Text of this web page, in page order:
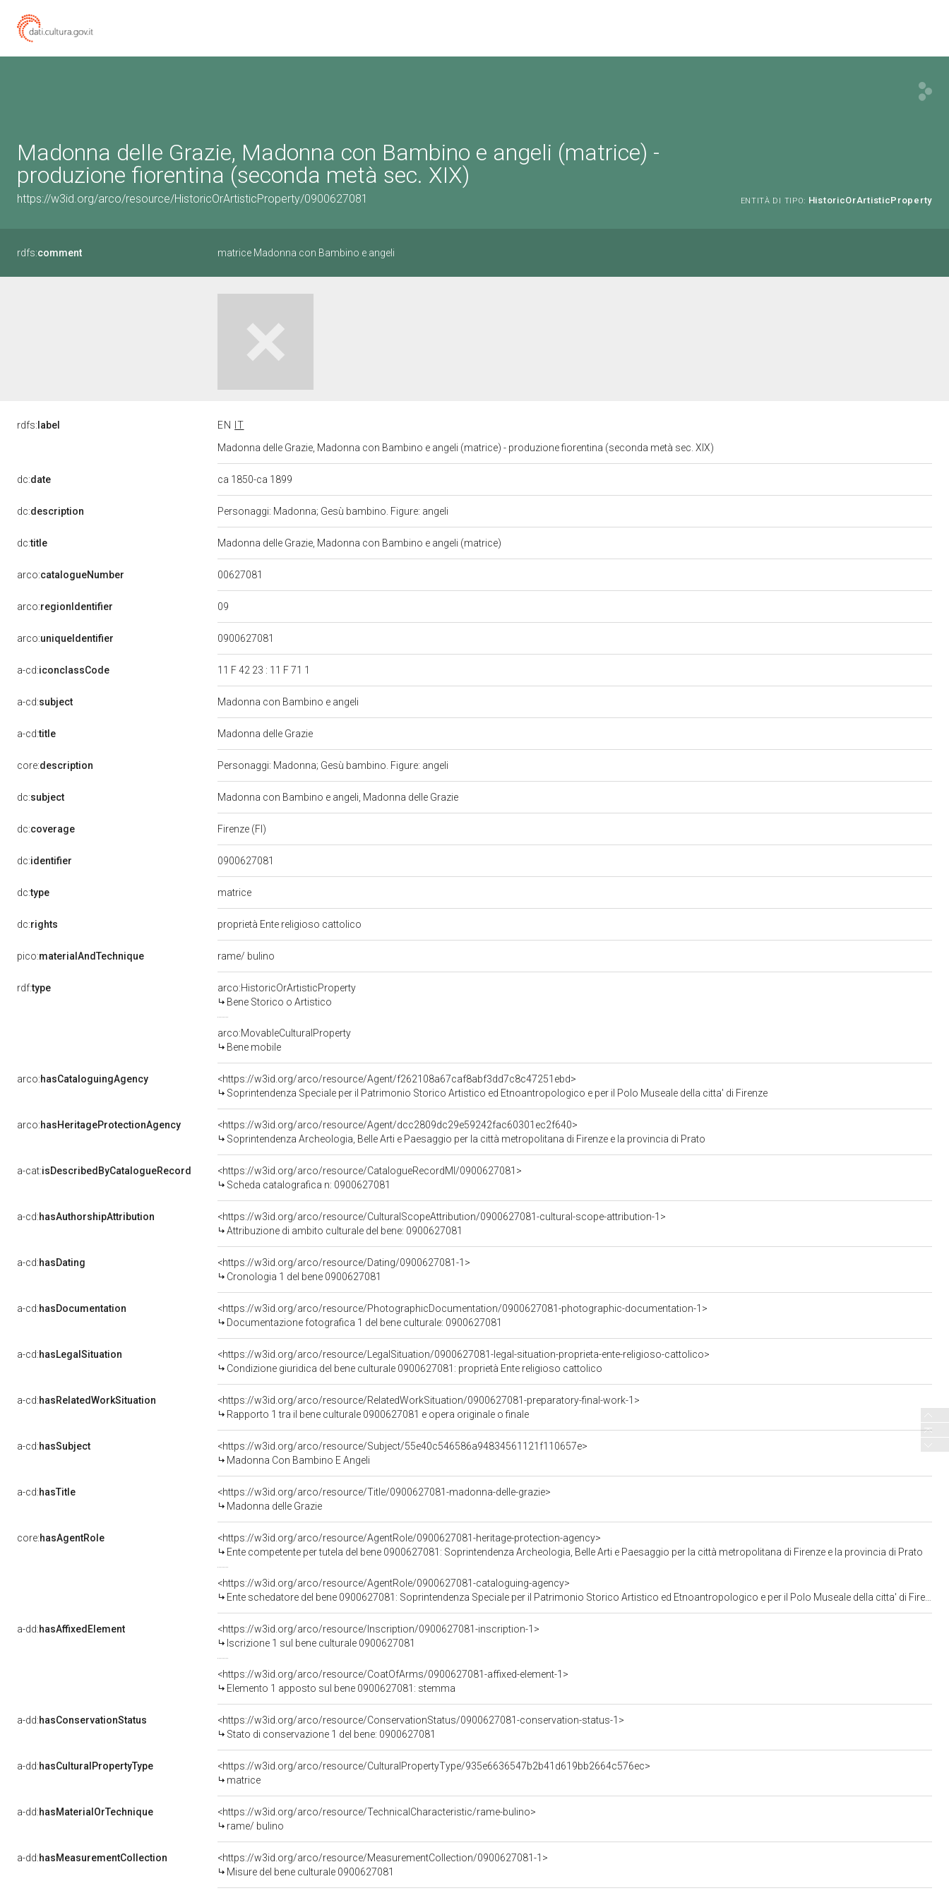
Madonna delle Grazie, Madonna con Bambino e angeli (matrice) -
produzione fiorentina (seconda metà sec. XIX)
https://w3id.org/arco/resource/HistoricOrArtisticProperty/0900627081 ENTITÀ DI TIPO: HistoricOrArtisticProperty
rdfs:comment matrice Madonna con Bambino e angeli
rdfs: label EN
IT
Madonna delle Grazie, Madonna con Bambino e angeli (matrice) - produzione fiorentina (seconda metà sec. XIX)
dc:date ca 1850-ca 1899
dc:description Personaggi: Madonna; Gesù bambino. Figure: angeli
dc:title Madonna delle Grazie, Madonna con Bambino e angeli (matrice)
arco:catalogueNumber 00627081
arco:regionIdentifier 09
arco:uniqueIdentifier 0900627081
a-cd:iconclassCode 11 F 42 23 : 11 F 71 1
a-cd:subject Madonna con Bambino e angeli
a-cd:title Madonna delle Grazie
core:description Personaggi: Madonna; Gesù bambino. Figure: angeli
dc:subject Madonna con Bambino e angeli, Madonna delle Grazie
dc:coverage Firenze (FI)
dc:identifier 0900627081
dc:type matrice
dc:rights proprietà Ente religioso cattolico
pico:materialAndTechnique rame/ bulino
rdf:type
arco:HistoricOrArtisticProperty
Bene Storico o Artistico
arco:MovableCulturalProperty
Bene mobile
arco:hasCataloguingAgency
<https://w3id.org/arco/resource/Agent/f262108a67caf8abf3dd7c8c47251ebd>
Soprintendenza Speciale per il Patrimonio Storico Artistico ed Etnoantropologico e per il Polo Museale della citta' di Firenze
arco:hasHeritageProtectionAgency
<https://w3id.org/arco/resource/Agent/dcc2809dc29e59242fac60301ec2f640>
Soprintendenza Archeologia, Belle Arti e Paesaggio per la città metropolitana di Firenze e la provincia di Prato
a-cat:isDescribedByCatalogueRecord
<https://w3id.org/arco/resource/CatalogueRecordMI/0900627081>
Scheda catalografica n: 0900627081
a-cd:hasAuthorshipAttribution
<https://w3id.org/arco/resource/CulturalScopeAttribution/0900627081-cultural-scope-attribution-1>
Attribuzione di ambito culturale del bene: 0900627081
a-cd:hasDating
<https://w3id.org/arco/resource/Dating/0900627081-1>
Cronologia 1 del bene 0900627081
a-cd:hasDocumentation
<https://w3id.org/arco/resource/PhotographicDocumentation/0900627081-photographic-documentation-1>
Documentazione fotografica 1 del bene culturale: 0900627081
a-cd:hasLegalSituation
<https://w3id.org/arco/resource/LegalSituation/0900627081-legal-situation-proprieta-ente-religioso-cattolico>
Condizione giuridica del bene culturale 0900627081: proprietà Ente religioso cattolico
a-cd:hasRelatedWorkSituation
<https://w3id.org/arco/resource/RelatedWorkSituation/0900627081-preparatory-final-work-1>
Rapporto 1 tra il bene culturale 0900627081 e opera originale o finale
a-cd:hasSubject
<https://w3id.org/arco/resource/Subject/55e40c546586a94834561121f110657e>
Madonna Con Bambino E Angeli
a-cd:hasTitle
<https://w3id.org/arco/resource/Title/0900627081-madonna-delle-grazie>
Madonna delle Grazie
core:hasAgentRole
<https://w3id.org/arco/resource/AgentRole/0900627081-heritage-protection-agency>
Ente competente per tutela del bene 0900627081: Soprintendenza Archeologia, Belle Arti e Paesaggio per la città metropolitana di Firenze e la provincia di Prato
<https://w3id.org/arco/resource/AgentRole/0900627081-cataloguing-agency>
Ente schedatore del bene 0900627081: Soprintendenza Speciale per il Patrimonio Storico Artistico ed Etnoantropologico e per il Polo Museale della citta' di Firenze
a-dd:hasAffixedElement
<https://w3id.org/arco/resource/Inscription/0900627081-inscription-1>
Iscrizione 1 sul bene culturale 0900627081
<https://w3id.org/arco/resource/CoatOfArms/0900627081-affixed-element-1>
Elemento 1 apposto sul bene 0900627081: stemma
a-dd:hasConservationStatus
<https://w3id.org/arco/resource/ConservationStatus/0900627081-conservation-status-1>
Stato di conservazione 1 del bene: 0900627081
a-dd:hasCulturalPropertyType
<https://w3id.org/arco/resource/CulturalPropertyType/935e6636547b2b41d619bb2664c576ec>
matrice
a-dd:hasMaterialOrTechnique
<https://w3id.org/arco/resource/TechnicalCharacteristic/rame-bulino>
rame/ bulino
a-dd:hasMeasurementCollection
<https://w3id.org/arco/resource/MeasurementCollection/0900627081-1>
Misure del bene culturale 0900627081